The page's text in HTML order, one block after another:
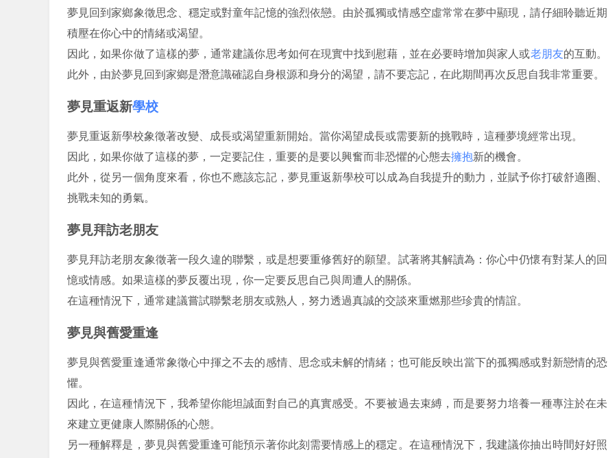
夢見回到家鄉象徵思念、穩定或對童年記憶的強烈依戀。由於孤獨或情感空虛常常在夢中顯現，請仔細聆聽近期
積壓在你心中的情緒或渴望。
因此，如果你做了這樣的夢，通常建議你思考如何在現實中找到慰藉，並在必要時增加與家人或老朋友的互動。
此外，由於夢見回到家鄉是潛意識確認自身根源和身分的渴望，請不要忘記，在此期間再次反思自我非常重要。
夢見重返新學校
夢見重返新學校象徵著改變、成長或渴望重新開始。當你渴望成長或需要新的挑戰時，這種夢境經常出現。
因此，如果你做了這樣的夢，一定要記住，重要的是要以興奮而非恐懼的心態去擁抱新的機會。
此外，從另一個角度來看，你也不應該忘記，夢見重返新學校可以成為自我提升的動力，並賦予你打破舒適圈、
挑戰未知的勇氣。
夢見拜訪老朋友
夢見拜訪老朋友象徵著一段久違的聯繫，或是想要重修舊好的願望。試著將其解讀為：你心中仍懷有對某人的回
憶或情感。如果這樣的夢反覆出現，你一定要反思自己與周遭人的關係。
在這種情況下，通常建議嘗試聯繫老朋友或熟人，努力透過真誠的交談來重燃那些珍貴的情誼。
夢見與舊愛重逢
夢見與舊愛重逢通常象徵心中揮之不去的感情、思念或未解的情緒；也可能反映出當下的孤獨感或對新戀情的恐
懼。
因此，在這種情況下，我希望你能坦誠面對自己的真實感受。不要被過去束縛，而是要努力培養一種專注於在未
來建立更健康人際關係的心態。
另一種解釋是，夢見與舊愛重逢可能預示著你此刻需要情感上的穩定。在這種情況下，我建議你抽出時間好好照